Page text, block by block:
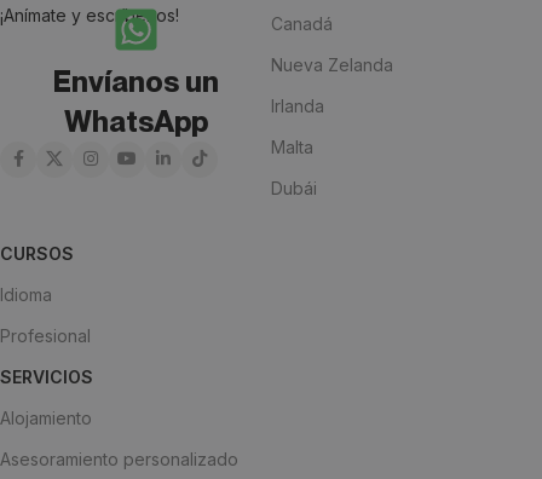
¡Anímate y escríbenos!
Envíanos un
WhatsApp
Canadá
Nueva Zelanda
Irlanda
Malta
Dubái
CURSOS
Idioma
Profesional
SERVICIOS
Alojamiento
Asesoramiento personalizado